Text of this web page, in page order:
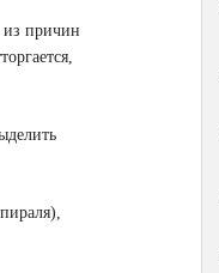
из причин